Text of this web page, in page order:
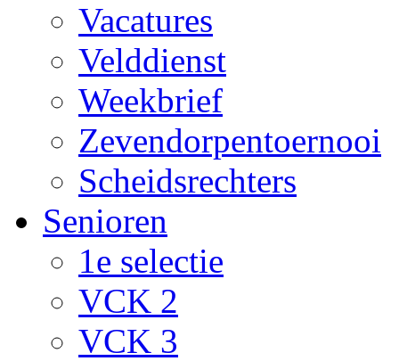
Vacatures
Velddienst
Weekbrief
Zevendorpentoernooi
Scheidsrechters
Senioren
1e selectie
VCK 2
VCK 3